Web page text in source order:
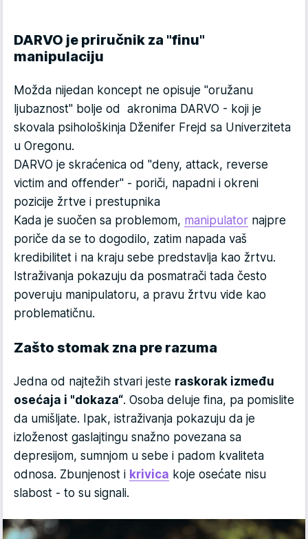
DARVO je priručnik za "finu"
manipulaciju
Možda nijedan koncept ne opisuje "oružanu
ljubaznost" bolje od akronima DARVO - koji je
skovala psihološkinja Dženifer Frejd sa Univerziteta
u Oregonu.
DARVO je skraćenica od "deny, attack, reverse
victim and offender" - poriči, napadni i okreni
pozicije žrtve i prestupnika
Kada je suočen sa problemom, manipulator najpre
poriče da se to dogodilo, zatim napada vaš
kredibilitet i na kraju sebe predstavlja kao žrtvu.
Istraživanja pokazuju da posmatrači tada često
poveruju manipulatoru, a pravu žrtvu vide kao
problematičnu.
Zašto stomak zna pre razuma
Jedna od najtežih stvari jeste raskorak između
osećaja i "dokaza“. Osoba deluje fina, pa pomislite
da umišljate. Ipak, istraživanja pokazuju da je
izloženost gaslajtingu snažno povezana sa
depresijom, sumnjom u sebe i padom kvaliteta
odnosa. Zbunjenost i krivica koje osećate nisu
slabost - to su signali.